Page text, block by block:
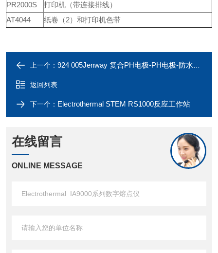
PR2000S
打印机（带连接排线）
AT4044
纸卷（2）和打印机色带
上一个： 924 005Jenway 复合PH电极-PH电极-防水PH电极
返回列表
下一个： Electrothermal STEM RS1000反应工作站
在线留言
ONLINE MESSAGE